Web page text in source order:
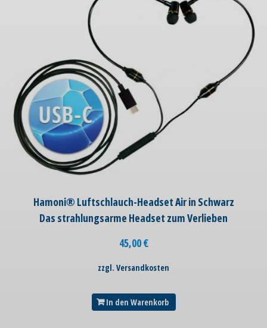
Hamoni® Luftschlauch-Headset Air in Schwarz
Das strahlungsarme Headset zum Verlieben
45,00€
zzgl. Versandkosten
In den Warenkorb